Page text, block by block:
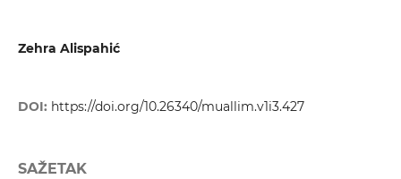
Zehra Alispahić
DOI: https://doi.org/10.26340/muallim.v1i3.427
SAŽETAK